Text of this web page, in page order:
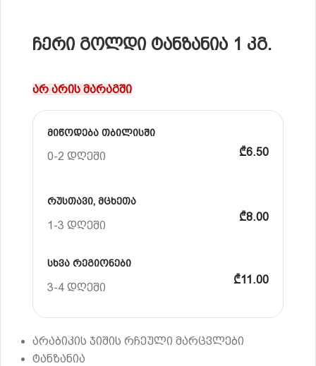
ჩერი გოლდი ტანზანია 1 კგ.
არ არის მარაგში
მიწოდება თბილისში
0-2 დღეში ₾6.50
რუსთავი, მცხეთა
1-3 დღეში
₾8.00
სხვა რეგიონები
3-4 დღეში
₾11.00
არაბიკის ჯიშის რჩეული მარცვლები
ტანზანია